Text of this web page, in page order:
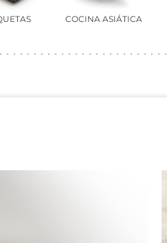
COCINA ASIÁTICA